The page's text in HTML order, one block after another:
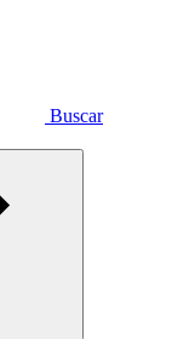
Buscar